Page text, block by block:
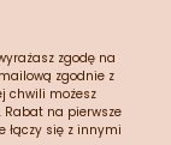
zgodę na
zgodnie z
chwili możesz
na pierwsze
łączy się z innymi